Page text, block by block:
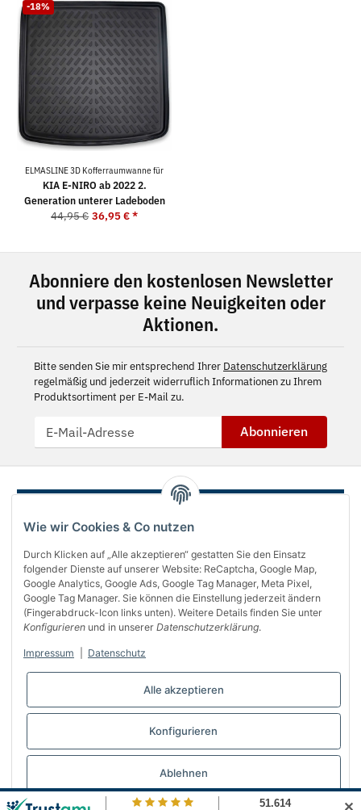
Wie wir Cookies & Co nutzen
Durch Klicken auf „Alle akzeptieren“ gestatten Sie den Einsatz
folgender Dienste auf unserer Website: ReCaptcha, Google Map,
Google Analytics, Google Ads, Google Tag Manager, Meta Pixel,
Google Tag Manager. Sie können die Einstellung jederzeit ändern
(Fingerabdruck-Icon links unten). Weitere Details finden Sie unter
Konfigurieren und in unserer Datenschutzerklärung.
Impressum Datenschutz
Alle akzeptieren
Konfigurieren
Ablehnen
-18%
ELMASLINE 3D Kofferraumwanne für
KIA E-NIRO ab 2022 2.
Generation unterer Ladeboden
44,95 € 36,95 €*
Abonniere den kostenlosen Newsletter
und verpasse keine Neuigkeiten oder
Aktionen.
Bitte senden Sie mir entsprechend Ihrer Datenschutzerklärung
regelmäßig und jederzeit widerruflich Informationen zu Ihrem
Produktsortiment per E-Mail zu.
Abonnieren
Über uns
Informationen
Bequem bezahlen